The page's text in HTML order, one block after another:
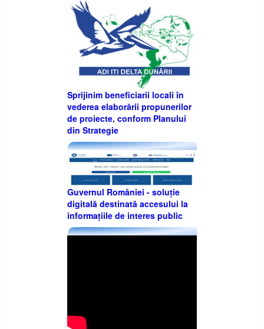
Sprijinim beneficiarii locali în
vederea elaborării propunerilor
de proiecte, conform Planului
din Strategie
Guvernul României - soluție
digitală destinată accesului la
informațiile de interes public